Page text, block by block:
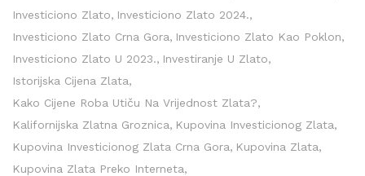
Investiciono Zlato
Investiciono Zlato 2024.
Investiciono Zlato Crna Gora
Investiciono Zlato Kao Poklon
Investiciono Zlato U 2023.
Investiranje U Zlato
Istorijska Cijena Zlata
Kako Cijene Roba Utiču Na Vrijednost Zlata?
Kalifornijska Zlatna Groznica
Kupovina Investicionog Zlata
Kupovina Investicionog Zlata Crna Gora
Kupovina Zlata
Kupovina Zlata Preko Interneta